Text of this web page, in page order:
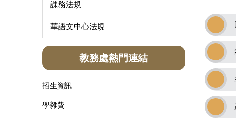
課務法規
華語文中心法規
教務處熱門連結
招生資訊
學雜費